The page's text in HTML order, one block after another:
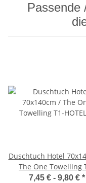
Passende
Duschtuch Hotel
The One Towelling
HOTEL70
7,45 € - 9,80 € *